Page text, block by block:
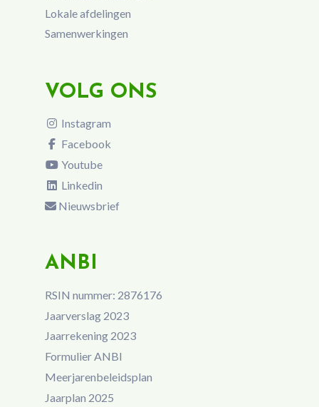
Lokale afdelingen
Samenwerkingen
VOLG ONS
Instagram
Facebook
Youtube
Linkedin
Nieuwsbrief
ANBI
RSIN nummer: 2876176
Jaarverslag 2023
Jaarrekening 2023
Formulier ANBI
Meerjarenbeleidsplan
Jaarplan 2025